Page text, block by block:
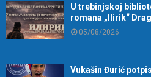
U trebinjskoj
romana „Ilirik“
05/08/2026
Vukašin Đurić